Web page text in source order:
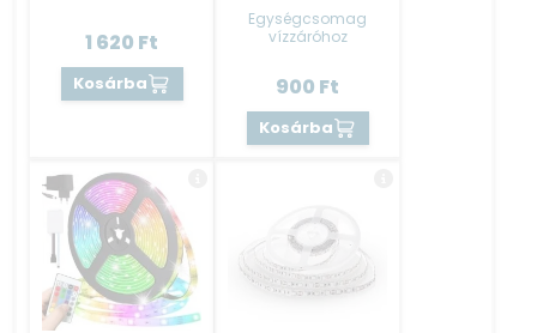
1 620 Ft
Kosárba
Egységcsomag
vízzáróhoz
900 Ft
Kosárba